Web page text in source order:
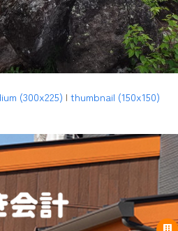
(300x225) |thumbnail (150x150)